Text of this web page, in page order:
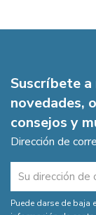
Suscríbete
novedades,
consejos y
Dirección de
Puede darse de baja